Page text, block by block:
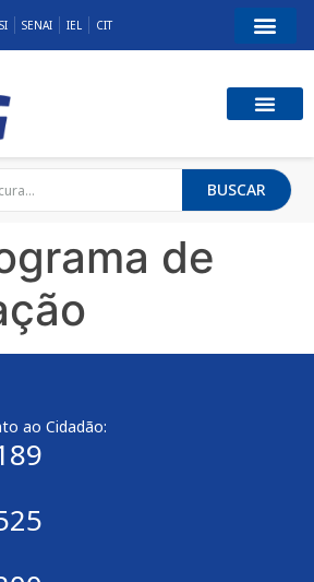
SENAI IEL CIT
BUSCAR
de
ao Cidadão: